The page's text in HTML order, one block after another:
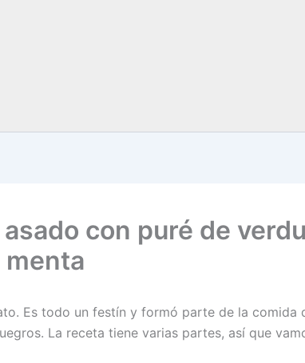
con puré de
menta
Es todo un festín y formó parte de la comida
La receta tiene varias partes, así que